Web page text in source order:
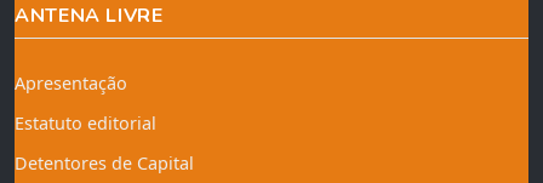
ANTENA LIVRE
Apresentação
Estatuto editorial
Detentores de Capital